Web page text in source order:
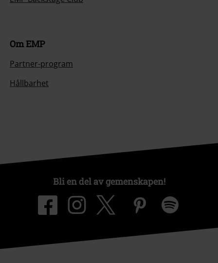
Om EMP
Partner-program
Hållbarhet
Bli en del av gemenskapen!